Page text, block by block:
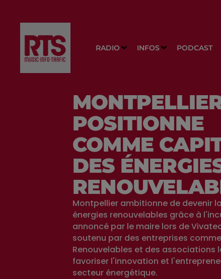
RADIO INFOS PODCAST
POSITIONNE
COMME
DES
Montpellier ambitionne de devenir
énergies renouvelables grâce à
annoncé par le maire lors de
soutenu par des entreprises comme
Renouvelables et des associations
favoriser l'innovation et
secteur énergétique.